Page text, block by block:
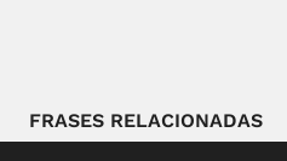
FRASES RELACIONADAS